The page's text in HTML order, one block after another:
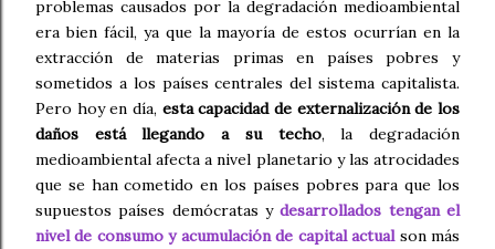
problemas causados por la degradación medioambiental
era bien fácil, ya que la mayoría de estos ocurrían en la
extracción de materias primas en países pobres y
sometidos a los países centrales del sistema capitalista.
Pero hoy en día, esta capacidad de externalización de los
daños está llegando a su techo, la degradación
medioambiental afecta a nivel planetario y las atrocidades
que se han cometido en los países pobres para que los
supuestos países demócratas ydesarrollados tengan el
nivel de consumo y acumulación de capital actualson más